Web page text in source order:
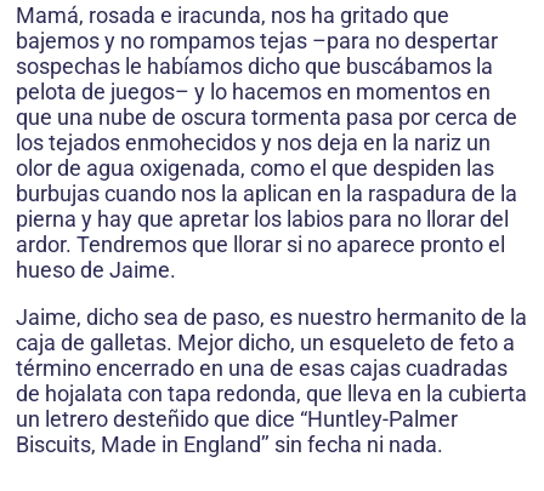
Mamá, rosada e iracunda, nos ha gritado que
bajemos y no rompamos tejas –para no despertar
sospechas le habíamos dicho que buscábamos la
pelota de juegos– y lo hacemos en momentos en
que una nube de oscura tormenta pasa por cerca de
los tejados enmohecidos y nos deja en la nariz un
olor de agua oxigenada, como el que despiden las
burbujas cuando nos la aplican en la raspadura de la
pierna y hay que apretar los labios para no llorar del
ardor. Tendremos que llorar si no aparece pronto el
hueso de Jaime.
Jaime, dicho sea de paso, es nuestro hermanito de la
caja de galletas. Mejor dicho, un esqueleto de feto a
término encerrado en una de esas cajas cuadradas
de hojalata con tapa redonda, que lleva en la cubierta
un letrero desteñido que dice “Huntley-Palmer
Biscuits, Made in England’’ sin fecha ni nada.